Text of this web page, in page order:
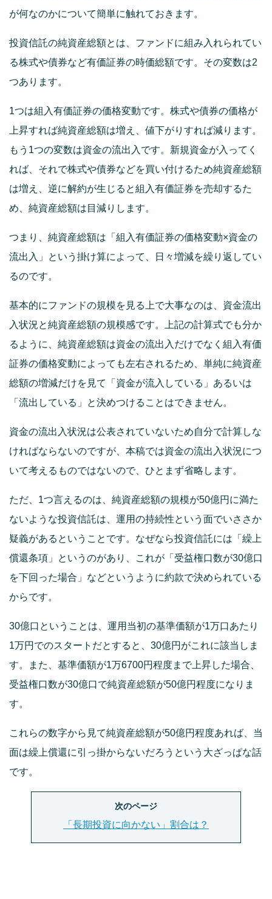
が何なのかについて簡単に触れておきます。
投資信託の純資産総額とは、ファンドに組み入れられてい
る株式や債券など有価証券の時価総額です。その変数は2
つあります。
1つは組入有価証券の価格変動です。株式や債券の価格が
上昇すれば純資産総額は増え、値下がりすれば減ります。
もう1つの変数は資金の流出入です。新規資金が入ってく
れば、それで株式や債券などを買い付けるため純資産総額
は増え、逆に解約が生じると組入有価証券を売却するた
め、純資産総額は目減りします。
つまり、純資産総額は「組入有価証券の価格変動×資金の
流出入」という掛け算によって、日々増減を繰り返してい
るのです。
基本的にファンドの規模を見る上で大事なのは、資金流出
入状況と純資産総額の規模感です。上記の計算式でも分か
るように、純資産総額は資金の流出入だけでなく組入有価
証券の価格変動によっても左右されるため、単純に純資産
総額の増減だけを見て「資金が流入している」あるいは
「流出している」と決めつけることはできません。
資金の流出入状況は公表されていないため自分で計算しな
ければならないのですが、本稿では資金の流出入状況につ
いて考えるものではないので、ひとまず省略します。
ただ、1つ言えるのは、純資産総額の規模が50億円に満た
ないような投資信託は、運用の持続性という面でいささか
疑義があるということです。なぜなら投資信託には「繰上
償還条項」というのがあり、これが「受益権口数が30億口
を下回った場合」などというように約款で決められている
からです。
30億口ということは、運用当初の基準価額が1万口あたり
1万円でのスタートだとすると、30億円がこれに該当しま
す。また、基準価額が1万6700円程度まで上昇した場合、
受益権口数が30億口で純資産総額が50億円程度になりま
す。
これらの数字から見て純資産総額が50億円程度あれば、当
面は繰上償還に引っ掛からないだろうという大ざっぱな話
です。
次のページ
「長期投資に向かない」割合は？